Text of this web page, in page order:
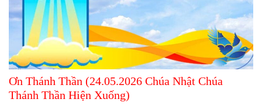
Ơn Thánh Thần (24.05.2026 Chúa Nhật Chúa
Thánh Thần Hiện Xuống)